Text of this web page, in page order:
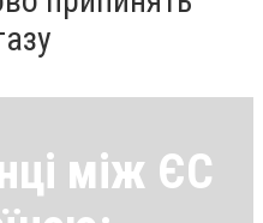
між ЄС